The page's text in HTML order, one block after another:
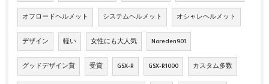
オフロードヘルメット システムヘルメット オシャレヘルメット
デザイン 軽い 女性にも大人気 Noreden901
グッドデザイン賞 受賞 GSX‐R GSX‐R1000 カスタム多数